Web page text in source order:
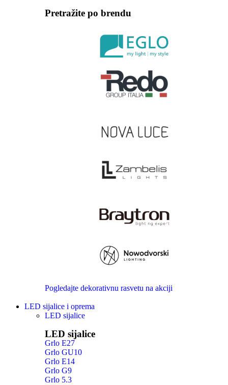
Pretražite po brendu
Pogledajte dekorativnu rasvetu na akciji
LED sijalice i oprema
LED sijalice
LED sijalice
Grlo E27
Grlo GU10
Grlo E14
Grlo G9
Grlo 5.3